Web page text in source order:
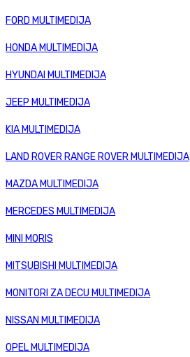
FORD MULTIMEDIJA
HONDA MULTIMEDIJA
HYUNDAI MULTIMEDIJA
JEEP MULTIMEDIJA
KIA MULTIMEDIJA
LAND ROVER RANGE ROVER MULTIMEDIJA
MAZDA MULTIMEDIJA
MERCEDES MULTIMEDIJA
MINI MORIS
MITSUBISHI MULTIMEDIJA
MONITORI ZA DECU MULTIMEDIJA
NISSAN MULTIMEDIJA
OPEL MULTIMEDIJA